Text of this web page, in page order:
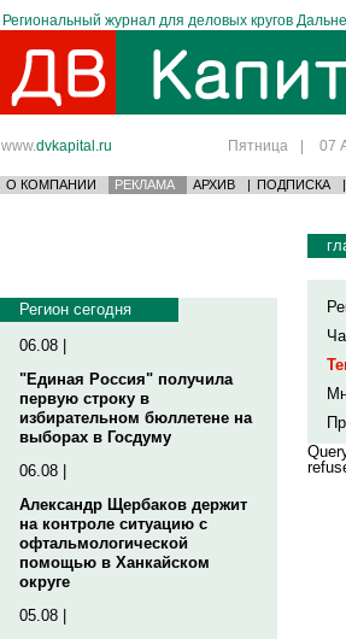
Региональный журнал для деловых кругов
www.dvkapital.ru Пятница | 07
О КОМПАНИИ РЕКЛАМА АРХИВ | ПОДПИСКА |
Регион сегодня
06.08 |
"Единая Россия" получила
первую строку в
избирательном бюллетене на
выборах в Госдуму
06.08 |
Александр Щербаков держит
на контроле ситуацию с
офтальмологической
помощью в Ханкайском
округе
05.08 |